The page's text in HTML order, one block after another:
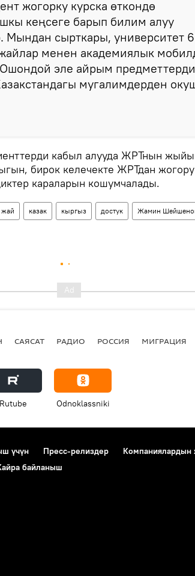
жогорку курска өткондө
кеңсеге барып билим алуу
Мындан сырткары, университет
менен академиялык
эле айрым предметтерди
мугалимдерден
кабыл алууда ЖРТнын
бирок келечекте ЖРТдан
караларын кошумчалады.
жай казак кыргыз достук Жамин
САЯСАТ РАДИО РОССИЯ МИГРАЦИЯ
Rutube Odnoklassniki
үчүн Пресс-релиздер Компаниялардын
байланыш